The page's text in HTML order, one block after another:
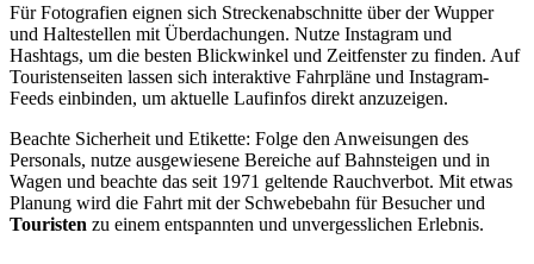
Für Fotografien eignen sich Streckenabschnitte über der Wupper
und Haltestellen mit Überdachungen. Nutze Instagram und
Hashtags, um die besten Blickwinkel und Zeitfenster zu finden. Auf
Touristenseiten lassen sich interaktive Fahrpläne und Instagram-
Feeds einbinden, um aktuelle Laufinfos direkt anzuzeigen.
Beachte Sicherheit und Etikette: Folge den Anweisungen des
Personals, nutze ausgewiesene Bereiche auf Bahnsteigen und in
Wagen und beachte das seit 1971 geltende Rauchverbot. Mit etwas
Planung wird die Fahrt mit der Schwebebahn für Besucher und
Touristen zu einem entspannten und unvergesslichen Erlebnis.